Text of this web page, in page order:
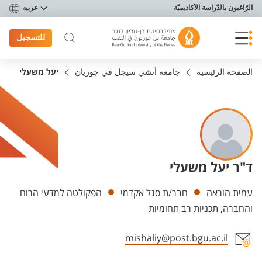
תפריט נגישות
الرّاغبون بالدّراسة الأكاديميّة عربيه
للتسجيل
الصفحة الرئيسية جامعة أنشي سيجل في جوريان יעל משעלי
ד"ר יעל משעלי
Departments
עמית הוראה חבר/ת סגל אקדמי
הפקולטה למדעי הרוח
והחברה, תכניות רב תחומיות
mishaliy@post.bgu.ac.il